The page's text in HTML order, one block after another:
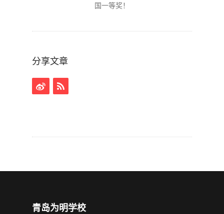
分享文章
青岛为明学校